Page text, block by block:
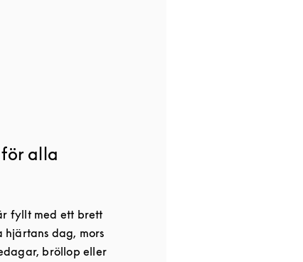
alla
fyllt med ett brett
dag, mors
bröllop eller